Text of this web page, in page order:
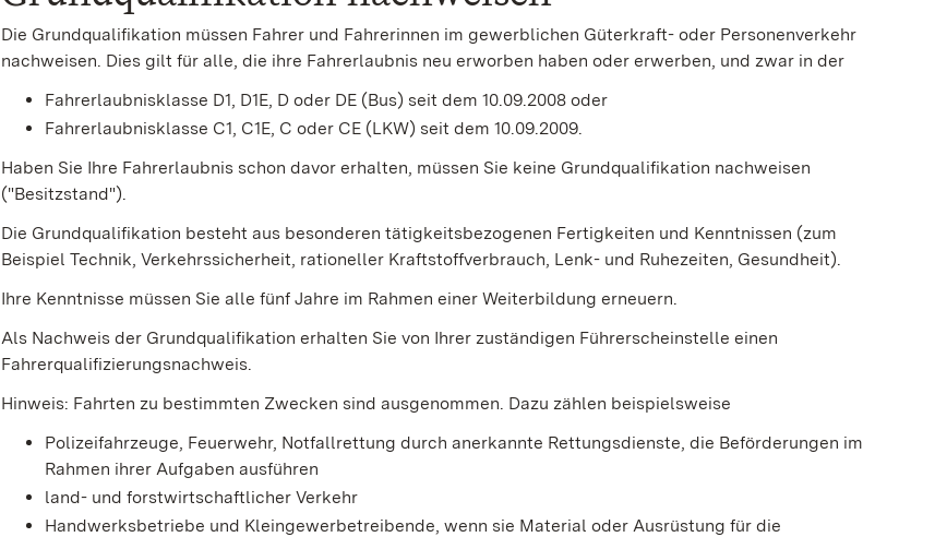
Die Grundqualifikation müssen Fahrer und Fahrerinnen im gewerblichen Güterkraft- oder Personenverkehr
nachweisen. Dies gilt für alle, die ihre Fahrerlaubnis neu erworben haben oder erwerben, und zwar in der
Fahrerlaubnisklasse D1, D1E, D oder DE (Bus) seit dem 10.09.2008 oder
Fahrerlaubnisklasse C1, C1E, C oder CE (LKW) seit dem 10.09.2009.
Haben Sie Ihre Fahrerlaubnis schon davor erhalten, müssen Sie keine Grundqualifikation nachweisen
("Besitzstand").
Die Grundqualifikation besteht aus besonderen tätigkeitsbezogenen Fertigkeiten und Kenntnissen (zum
Beispiel Technik, Verkehrssicherheit, rationeller Kraftstoffverbrauch, Lenk- und Ruhezeiten, Gesundheit).
Ihre Kenntnisse müssen Sie alle fünf Jahre im Rahmen einer Weiterbildung erneuern.
Als Nachweis der Grundqualifikation erhalten Sie von Ihrer zuständigen Führerscheinstelle einen
Fahrerqualifizierungsnachweis.
Hinweis: Fahrten zu bestimmten Zwecken sind ausgenommen. Dazu zählen beispielsweise
Polizeifahrzeuge, Feuerwehr, Notfallrettung durch anerkannte Rettungsdienste, die Beförderungen im
Rahmen ihrer Aufgaben ausführen
land- und forstwirtschaftlicher Verkehr
Handwerksbetriebe und Kleingewerbetreibende, wenn sie Material oder Ausrüstung für die